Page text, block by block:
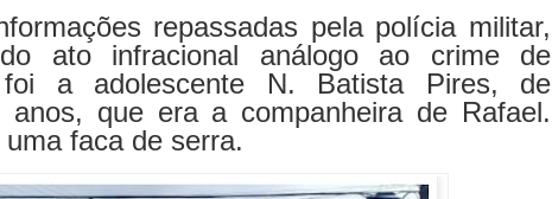
repassadas pela polícia militar,
ato infracional análogo ao crime de
foi a adolescente N. Batista Pires, de
anos, que era a companheira de Rafael.
faca de serra.